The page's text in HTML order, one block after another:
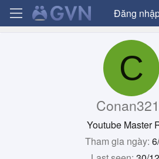
Đăng
C
Youtube Master
Tham gia ngày